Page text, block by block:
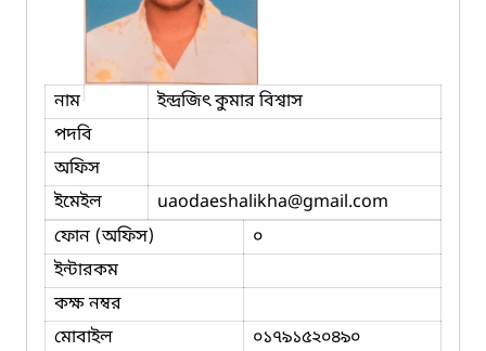
নাম
ইন্দ্রজিৎ কুমার বিশ্বাস
পদবি
অফিস
ইমেইল
uaodaeshalikha@gmail.com
ফোন (অফিস)
০
ইন্টারকম
কক্ষ নম্বর
মোবাইল
০১৭৯১৫২০৪৯০